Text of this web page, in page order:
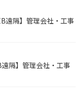
遠隔】管理会社・工事
隔】管理会社・工事